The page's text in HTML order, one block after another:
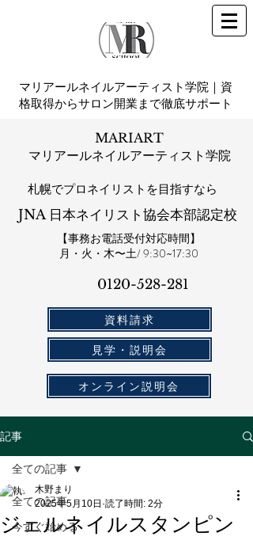
マリアールネイルアーティスト学院｜資
格取得からサロン開業まで徹底サポート
MARIART
マリアールネイルアーティスト学院
札幌​でプロネイリストを目指すなら
JNA 日本ネイリスト協会本部認定校
【事務お電話受付対応時間】
​月・火・木〜土/ 9:30~17:30
0120-528-281​
資料請求
見学・説明会
オンライン説明会
記事
全ての記事
今すぐ始める
全ての記事
ジェルネイルスタンピン
木野まり
2025年5月10日 読了時間: 2分